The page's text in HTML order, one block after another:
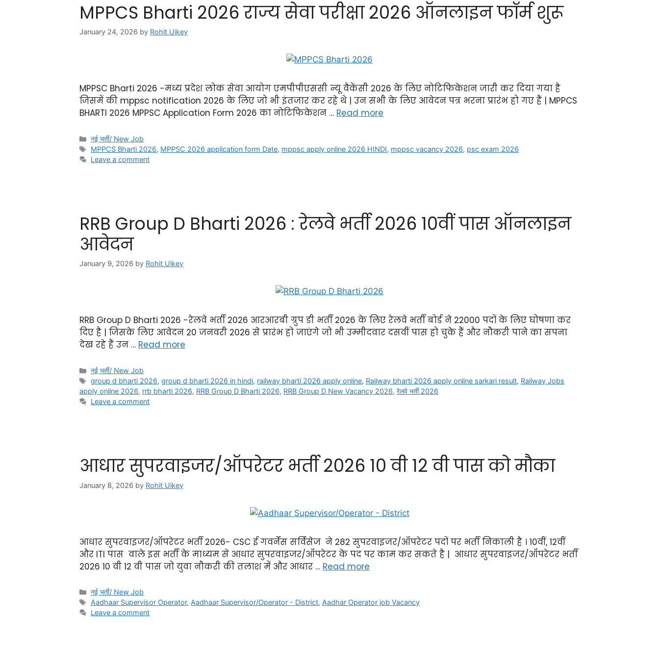
MPPCS Bharti 2026 राज्य सेवा परीक्षा 2026 ऑनलाइन फॉर्म शुरू
January 24, 2026 by Rohit Uikey
MPPSC Bharti 2026 -मध्य प्रदेश लोक सेवा आयोग एमपीपीएससी न्यू वैकेंसी 2026 के लिए नोटिफिकेशन जारी कर दिया गया है
जिसमें की mppsc notification 2026 के लिए जो भी इंतजार कर रहे थे | उन सभी के लिए आवेदन पत्र भरना प्रारंभ हो गए हैं | MPPCS
BHARTI 2026 MPPSC Application Form 2026 का नोटिफिकेशन … Read more
नई भर्ती/ New Job
MPPCS Bharti 2026, MPPSC 2026 application form Date, mppsc apply online 2026 HINDI, mppsc vacancy 2026, psc exam 2026
Leave a comment
RRB Group D Bharti 2026 : रेलवे भर्ती 2026 10वीं पास ऑनलाइन
आवेदन
January 9, 2026 by Rohit Uikey
RRB Group D Bharti 2026 -रेलवे भर्ती 2026 आरआरबी ग्रुप डी भर्ती 2026 के लिए रेलवे भर्ती बोर्ड ने 22000 पदों के लिए घोषणा कर
दिए है | जिसके लिए आवेदन 20 जनवरी 2026 से प्रारंभ हो जाएंगे जो भी उम्मीदवार दसवीं पास हो चुके हैं और नौकरी पाने का सपना
देख रहे हैं उन … Read more
नई भर्ती/ New Job
group d bharti 2026,group d bharti 2026 in hindi, railway bharti 2026 apply online, Railway bharti 2026 apply online sarkari result, Railway Jobs
apply online 2026, rrb bharti 2026, RRB Group D Bharti 2026, RRB Group D New Vacancy 2026, रेलवे भर्ती 2026
Leave a comment
आधार सुपरवाइजर/ऑपरेटर भर्ती 2026 10 वी 12 वी पास को मौका
January 8, 2026 by Rohit Uikey
आधार सुपरवाइजर/ऑपरेटर भर्ती 2026- CSC ई गवर्नेंस सर्विसेज ने 282 सुपरवाइजर/ऑपरेटर पदों पर भर्ती निकाली है । 10वीं, 12वीं
और ITI पास वाले इस भर्ती के माध्यम से आधार सुपरवाइजर/ऑपरेटर के पद पर काम कर सकते है | आधार सुपरवाइजर/ऑपरेटर भर्ती
2026 10 वी 12 वी पास जो युवा नौकरी की तलाश में और आधार … Read more
नई भर्ती/ New Job
Aadhaar Supervisor Operator,Aadhaar Supervisor/Operator - District,Aadhar Operator job Vacancy
Leave a comment